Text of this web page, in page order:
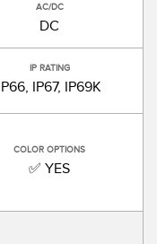
AC/DC
DC
IP RATING
IP67, IP69K
COLOR OPTIONS
✅ YES